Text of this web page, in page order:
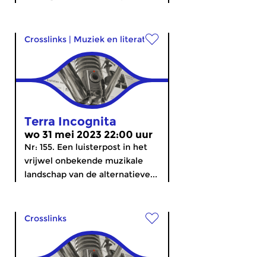
Crosslinks | Muziek en literatuur
Terra Incognita
wo 31 mei 2023 22:00 uur
Nr: 155. Een luisterpost in het
vrijwel onbekende muzikale
landschap van de alternatieve...
Crosslinks